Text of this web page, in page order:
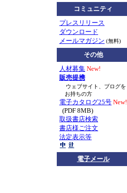
コミュニティ
プレスリリース
ダウンロード
メールマガジン (無料)
その他
人材募集 New!
販売提携
ウェブサイト、ブログを
お持ちの方
電子カタログ25号 New!
(PDF 8MB)
取扱書店検索
書店様ご注文
法定表示等
電子メール